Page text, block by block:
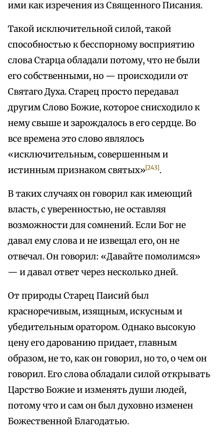
ими как изречения из Священного Писания.
Такой исключительной силой, такой
способностью к бесспорному восприятию
слова Старца обладали потому, что не были
его собственными, но — происходили от
Святаго Духа. Старец просто передавал
другим Слово Божие, которое снисходило к
нему свыше и зарождалось в его сердце. Во
все времена это слово являлось
«исключительным, совершенным и
истинным признаком святых»[243].
В таких случаях он говорил как имеющий
власть, с уверенностью, не оставляя
возможности для сомнений. Если Бог не
давал ему слова и не извещал его, он не
отвечал. Он говорил: «Давайте помолимся»
— и давал ответ через несколько дней.
От природы Старец Паисий был
красноречивым, изящным, искусным и
убедительным оратором. Однако высокую
цену его дарованию придает, главным
образом, не то, как он говорил, но то, о чем он
говорил. Его слова обладали силой открывать
Царство Божие и изменять души людей,
потому что и сам он был духовно изменен
Божественной Благодатью.